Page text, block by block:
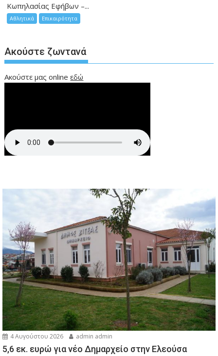
Κωπηλασίας Εφήβων –...
Αθλητικά Επικαιρότητα
Ακούστε ζωντανά
Ακούστε μας onlineεδώ
4 Αυγούστου 2026 admin admin
5,6 εκ. ευρώ για νέο Δημαρχείο στην Ελεούσα